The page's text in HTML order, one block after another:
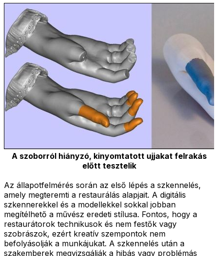
A szoborról hiányzó, kinyomtatott ujjakat felrakás
előtt tesztelik
Az állapotfelmérés során az első lépés a szkennelés,
amely megteremti a restaurálás alapjait. A digitális
szkennerekkel és a modellekkel sokkal jobban
megítélhető a művész eredeti stílusa. Fontos, hogy a
restaurátorok technikusok és nem festők vagy
szobrászok, ezért kreatív szempontok nem
befolyásolják a munkájukat. A szkennelés után a
szakemberek megvizsgálják a hibás vagy problémás